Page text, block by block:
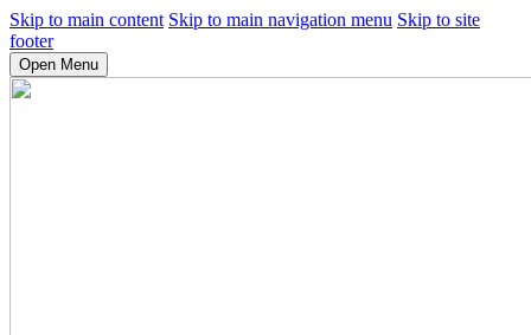
Skip to main content Skip to main navigation menu Skip to site
footer
Open Menu